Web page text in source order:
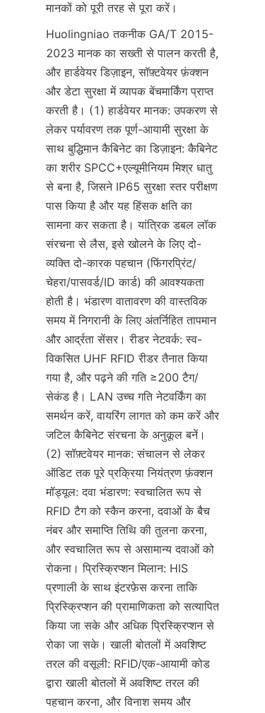
मानकों को पूरी तरह से पूरा करें।
Huolingniao तकनीक GA/T 2015-
2023 मानक का सख्ती से पालन करती है,
और हार्डवेयर डिज़ाइन, सॉफ़्टवेयर फ़ंक्शन
और डेटा सुरक्षा में व्यापक बेंचमार्किंग प्राप्त
करती है। (1) हार्डवेयर मानक: उपकरण से
लेकर पर्यावरण तक पूर्ण-आयामी सुरक्षा के
साथ बुद्धिमान कैबिनेट का डिज़ाइन: कैबिनेट
का शरीर SPCC+एल्यूमीनियम मिश्र धातु
से बना है, जिसने IP65 सुरक्षा स्तर परीक्षण
पास किया है और यह हिंसक क्षति का
सामना कर सकता है। यांत्रिक डबल लॉक
संरचना से लैस, इसे खोलने के लिए दो-
व्यक्ति दो-कारक पहचान (फिंगरप्रिंट/
चेहरा/पासवर्ड/ID कार्ड) की आवश्यकता
होती है। भंडारण वातावरण की वास्तविक
समय में निगरानी के लिए अंतर्निहित तापमान
और आर्द्रता सेंसर। रीडर नेटवर्क: स्व-
विकसित UHF RFID रीडर तैनात किया
गया है, और पढ़ने की गति ≥200 टैग/
सेकंड है। LAN उच्च गति नेटवर्किंग का
समर्थन करें, वायरिंग लागत को कम करें और
जटिल कैबिनेट संरचना के अनुकूल बनें।
(2) सॉफ़्टवेयर मानक: संचालन से लेकर
ऑडिट तक पूरे प्रक्रिया नियंत्रण फ़ंक्शन
मॉड्यूल: दवा भंडारण: स्वचालित रूप से
RFID टैग को स्कैन करना, दवाओं के बैच
नंबर और समाप्ति तिथि की तुलना करना,
और स्वचालित रूप से असामान्य दवाओं को
रोकना। प्रिस्क्रिप्शन मिलान: HIS
प्रणाली के साथ इंटरफ़ेस करना ताकि
प्रिस्क्रिप्शन की प्रामाणिकता को सत्यापित
किया जा सके और अधिक प्रिस्क्रिप्शन से
रोका जा सके। खाली बोतलों में अवशिष्ट
तरल की वसूली: RFID/एक-आयामी कोड
द्वारा खाली बोतलों में अवशिष्ट तरल की
पहचान करना, और विनाश समय और